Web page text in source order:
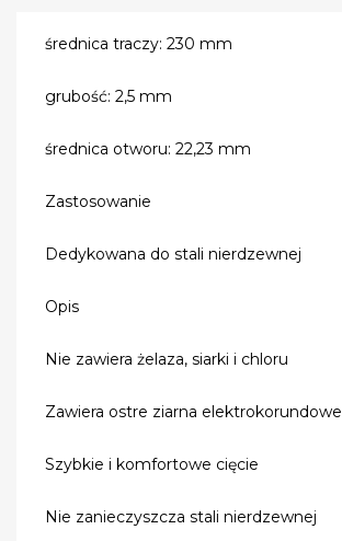
średnica traczy: 230 mm
grubość: 2,5 mm
średnica otworu: 22,23 mm
Zastosowanie
Dedykowana do stali nierdzewnej
Opis
Nie zawiera żelaza, siarki i chloru
Zawiera ostre ziarna elektrokorundowe
Szybkie i komfortowe cięcie
Nie zanieczyszcza stali nierdzewnej